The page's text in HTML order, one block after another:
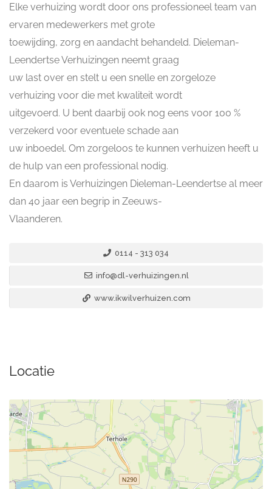
Elke verhuizing wordt door ons professioneel team van
ervaren medewerkers met grote
toewijding, zorg en aandacht behandeld. Dieleman-
Leendertse Verhuizingen neemt graag
uw last over en stelt u een snelle en zorgeloze
verhuizing voor die met kwaliteit wordt
uitgevoerd. U bent daarbij ook nog eens voor 100 %
verzekerd voor eventuele schade aan
uw inboedel. Om zorgeloos te kunnen verhuizen heeft u
de hulp van een professional nodig.
En daarom is Verhuizingen Dieleman-Leendertse al meer
dan 40 jaar een begrip in Zeeuws-
Vlaanderen.
0114 - 313 034
info@dl-verhuizingen.nl
www.ikwilverhuizen.com
Locatie